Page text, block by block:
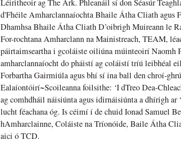
Léiritheoir ag The Ark. Phleanáil sí don Séasúr
d'Fhéile Amharclannaíochta Bhaile Átha Cliath agus
Dhamhsa Bhaile Átha Cliath D’oibrigh Muireann le
For-rochtana Amharclann na Mainistreach, TEAM,
páirtaimseartha i gcoláiste oiliúna múinteoirí Naomh
amharclannaíocht do pháistí ag coláistí tríú leibhéal
Forbartha Gairmiúla agus bhí sí ina ball den chroí-
Ealaíontóirí~Scoileanna foilsithe: ‘I dTreo Dea-
ag comhdháil náisiúnta agus idirnáisiúnta a dhírigh ar
lucht féachana óg. Is céimí í de chuid Ionad Samuel
hAmharclainne, Coláiste na Tríonóide, Baile Átha
aici ó TCD.